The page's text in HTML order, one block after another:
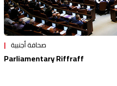
صحافة أجنبية
Parliamentary Riffraff